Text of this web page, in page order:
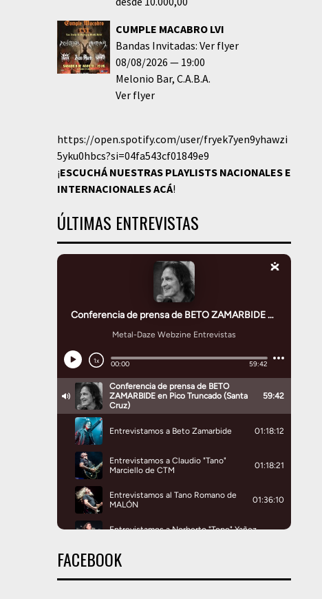
CUMPLE MACABRO LVI
Bandas Invitadas: Ver flyer
08/08/2026
19:00
Melonio Bar C.A.B.A.
Ver flyer
https://open.spotify.com/user/fryek7yen9yhawzi
5yku0hbcs?si=04fa543cf01849e9
¡ESCUCHÁ NUESTRAS PLAYLISTS NACIONALES E
INTERNACIONALESACÁ!
ÚLTIMAS ENTREVISTAS
FACEBOOK